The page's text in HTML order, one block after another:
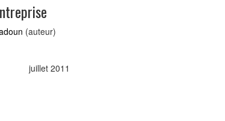
(auteur)
juillet 2011